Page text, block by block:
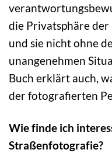
die Privatsphäre
und sie nicht ohne
unangenehmen
Buch erklärt auch,
der fotografierten
Wie finde ich
Straßenfotografie?